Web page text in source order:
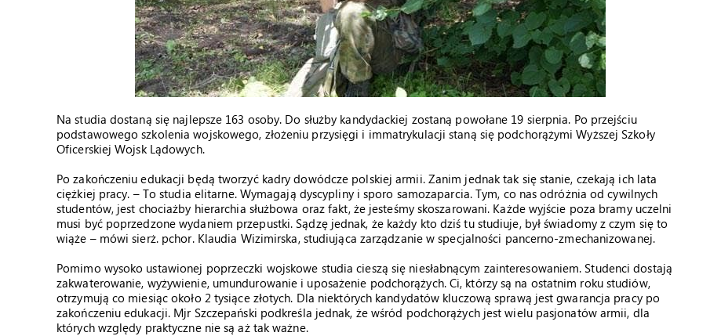
Na studia dostaną się najlepsze 163 osoby. Do służby kandydackiej zostaną powołane 19 sierpnia. Po przejściu
podstawowego szkolenia wojskowego, złożeniu przysięgi i immatrykulacji staną się podchorążymi Wyższej Szkoły
Oficerskiej Wojsk Lądowych.
Po zakończeniu edukacji będą tworzyć kadry dowódcze polskiej armii. Zanim jednak tak się stanie, czekają ich lata
ciężkiej pracy. – To studia elitarne. Wymagają dyscypliny i sporo samozaparcia. Tym, co nas odróżnia od cywilnych
studentów, jest chociażby hierarchia służbowa oraz fakt, że jesteśmy skoszarowani. Każde wyjście poza bramy uczelni
musi być poprzedzone wydaniem przepustki. Sądzę jednak, że każdy kto dziś tu studiuje, był świadomy z czym się to
wiąże – mówi sierż. pchor. Klaudia Wizimirska, studiująca zarządzanie w specjalności pancerno-zmechanizowanej.
Pomimo wysoko ustawionej poprzeczki wojskowe studia cieszą się niesłabnącym zainteresowaniem. Studenci dostają
zakwaterowanie, wyżywienie, umundurowanie i uposażenie podchorążych. Ci, którzy są na ostatnim roku studiów,
otrzymują co miesiąc około 2 tysiące złotych. Dla niektórych kandydatów kluczową sprawą jest gwarancja pracy po
zakończeniu edukacji. Mjr Szczepański podkreśla jednak, że wśród podchorążych jest wielu pasjonatów armii, dla
których względy praktyczne nie są aż tak ważne.